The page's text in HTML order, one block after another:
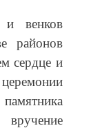
и венков
районов
сердце и